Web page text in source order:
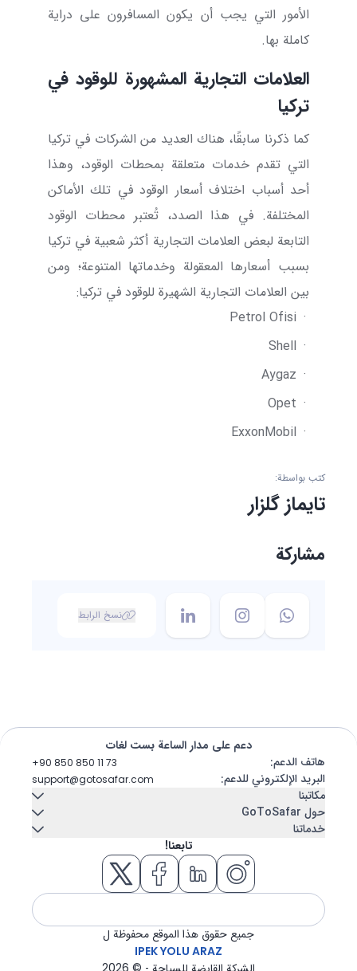
الأمور التي يجب أن يكون المسافرون على دراية
كاملة بها.
العلامات التجارية المشهورة للوقود في
تركيا
كما ذكرنا سابقًا، هناك العديد من الشركات في تركيا
التي تقدم خدمات متعلقة بمحطات الوقود، وهذا
أحد أسباب اختلاف أسعار الوقود في تلك الأماكن
المختلفة. في هذا الصدد، تُعتبر محطات الوقود
التابعة لبعض العلامات التجارية أكثر شعبية في تركيا
بسبب أسعارها المعقولة وخدماتها المتنوعة؛ ومن
بين العلامات التجارية الشهيرة للوقود في تركيا:
·
Petrol Ofisi
·
Shell
·
Aygaz
·
Opet
·
ExxonMobil
كتب بواسطة:
تایماز گلزار
مشاركة
نسخ الرابط
دعم على مدار الساعة بست لغات
هاتف الدعم:
+90 850 850 11 73
البريد الإلكتروني للدعم:
support@gotosafar.com
مكاتبنا
إزمير، تركيا
Güney Mah. Gaziler Cad. No:292 Tempo Iş Merkezi Kat:5 İç
Kapı 504 Konak / İzmir
حول GoToSafar
عنا
الأسئلة المتكررة
خدماتنا
سفينة سياحية
تذكرة طيران
فندق
تأشيرة
تابعنا!
جميع حقوق هذا الموقع محفوظة ل
IPEK YOLU ARAZ
2026